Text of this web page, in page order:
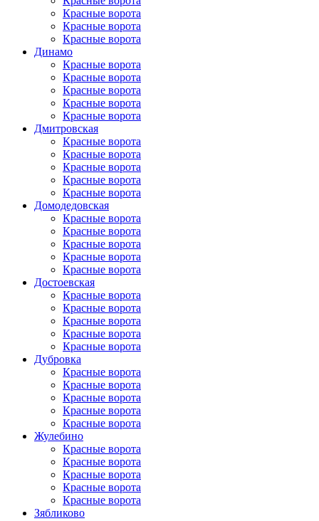
Красные ворота
Красные ворота
Красные ворота
Динамо
Красные ворота
Красные ворота
Красные ворота
Красные ворота
Красные ворота
Дмитровская
Красные ворота
Красные ворота
Красные ворота
Красные ворота
Красные ворота
Домоде­довская
Красные ворота
Красные ворота
Красные ворота
Красные ворота
Красные ворота
Достоевская
Красные ворота
Красные ворота
Красные ворота
Красные ворота
Красные ворота
Дубровка
Красные ворота
Красные ворота
Красные ворота
Красные ворота
Красные ворота
Жулебино
Красные ворота
Красные ворота
Красные ворота
Красные ворота
Красные ворота
Зябликово